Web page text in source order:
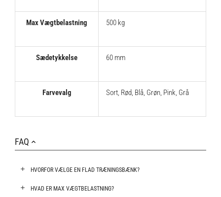
Max Vægtbelastning 500 kg
Sædetykkelse 60 mm
Farvevalg Sort, Rød, Blå, Grøn, Pink, Grå
FAQ
HVORFOR VÆLGE EN FLAD TRÆNINGSBÆNK?
HVAD ER MAX VÆGTBELASTNING?